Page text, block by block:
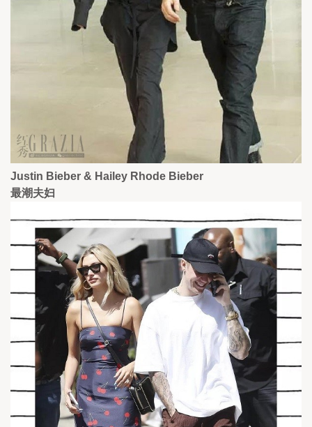
Justin Bieber & Hailey Rhode Bieber
最潮夫妇